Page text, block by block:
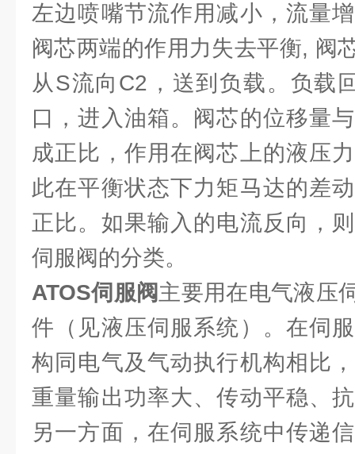
左边喷嘴节流作用减小，流量
阀芯两端的作用力失去平衡, 阀
从S流向C2，送到负载。负载
口，进入油箱。阀芯的位移量
成正比，作用在阀芯上的液压
此在平衡状态下力矩马达的差
正比。如果输入的电流反向，
伺服阀的分类。
ATOS伺服阀主要用在电气液压
件（见液压伺服系统）。在伺
构同电气及气动执行机构相比
重量输出功率大、传动平稳、
另一方面，在伺服系统中传递